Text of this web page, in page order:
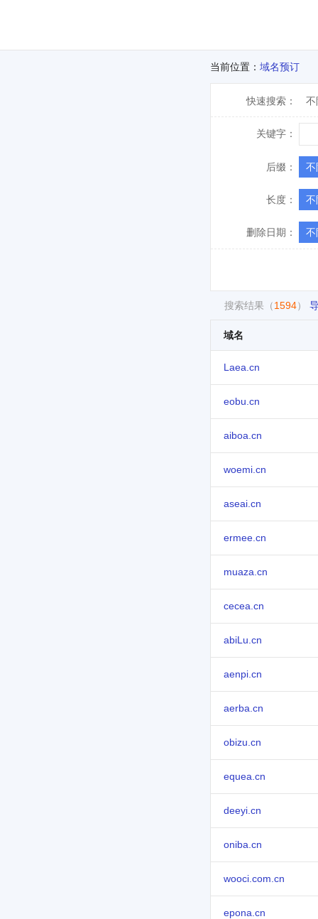
当前位置： 域名预订
快速搜索： 不
关键字：
后缀： 不
长度： 不
删除日期： 不
搜索结果（1594）
域名
Laea.cn
eobu.cn
aiboa.cn
woemi.cn
aseai.cn
ermee.cn
muaza.cn
cecea.cn
abiLu.cn
aenpi.cn
aerba.cn
obizu.cn
equea.cn
deeyi.cn
oniba.cn
wooci.com.cn
epona.cn